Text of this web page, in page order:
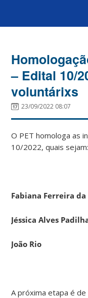
– Edital 10/
voluntárixs
23/09/2022 08:07
O PET homologa as
10/2022, quais sejam:
Fabiana Ferreira da
Jéssica Alves
João Rio
A próxima etapa é